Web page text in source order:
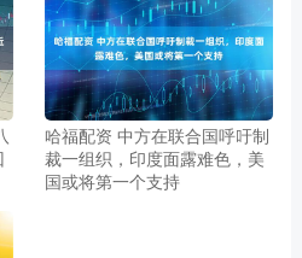
哈福配资 中方在联合国呼吁制
裁一组织，印度面露难色，美
国或将第一个支持